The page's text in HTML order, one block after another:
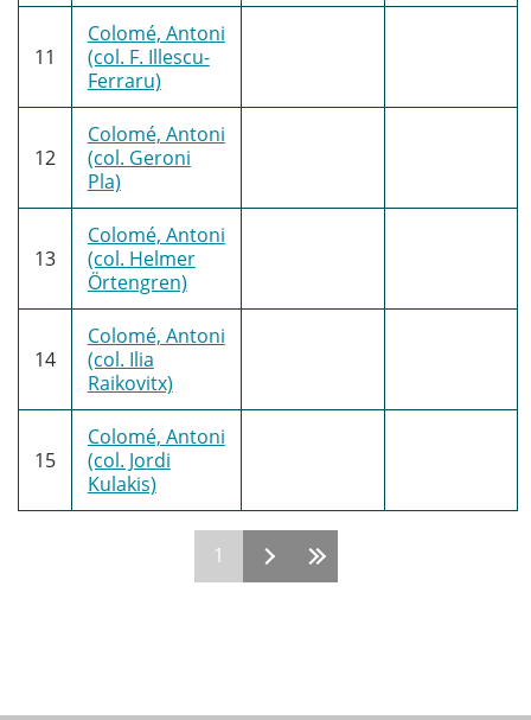
11
Colomé, Antoni
(col. F. Illescu-
Ferraru)
12
Colomé, Antoni
(col. Geroni
Pla)
13
Colomé, Antoni
(col. Helmer
Örtengren)
14
Colomé, Antoni
(col. Ilia
Raikovitx)
15
Colomé, Antoni
(col. Jordi
Kulakis)
1